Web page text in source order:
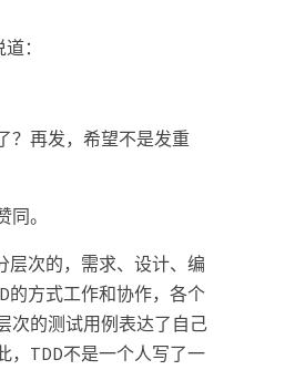
：
？再发，希望不是发重
。
层次的，需求、设计、编
的方式工作和协作，各个
次的测试用例表达了自己
，TDD不是一个人写了一